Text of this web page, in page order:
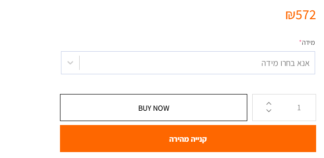
₪572
מידה*
אנא בחרו מידה
BUY NOW
קנייה מהירה